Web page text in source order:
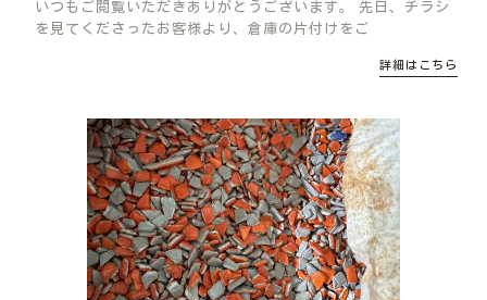
いつもご閲覧いただきありがとうございます。 先日、チラシ
を見てくださったお客様より、倉庫の片付けをご
詳細はこちら